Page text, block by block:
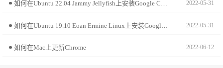
如何在Ubuntu 22.04 Jammy Jellyfish上安装Google Chrome? 2022-05-31
2022-05-31
如何在Mac上更新Chrome 2022-06-12